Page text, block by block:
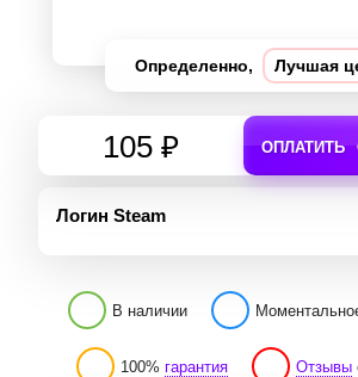
Определенно, Лучшая
105 ₽ ОПЛАТИТЬ
Логин Steam
В наличии
100% гарантия Отзывы